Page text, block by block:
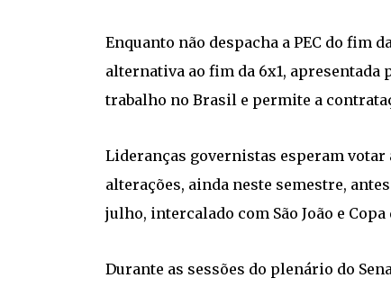
Enquanto não despacha a PEC do fim
alternativa ao fim da 6x1, apresentada
trabalho no Brasil e permite a
Lideranças governistas esperam votar
alterações, ainda neste semestre,
julho, intercalado com São João e Copa
Durante as sessões do plenário do